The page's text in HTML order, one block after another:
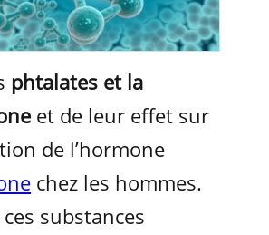
phtalates et la
et de leur effet sur
de l’hormone
chez les hommes.
substances